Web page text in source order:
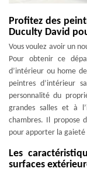
Profitez des
Duculty David
Vous voulez avoir un
Pour obtenir ce
d’intérieur ou home
peintres d’intérieur
personnalité du
grandes salles et à
chambres. Il propose
pour apporter la gaieté
Les
surfaces